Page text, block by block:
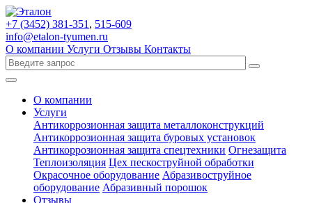
+7 (3452) 381-351 , 515-609
info@etalon-tyumen.ru
О компании Услуги Отзывы Контакты
О компании
Услуги
Антикоррозионная защита металлоконструкций
Антикоррозионная защита буровых установок
Антикоррозионная защита спецтехники Огнезащита
Теплоизоляция Цех пескоструйной обработки
Окрасочное оборудование Абразивоструйное
оборудование Абразивный порошок
Отзывы